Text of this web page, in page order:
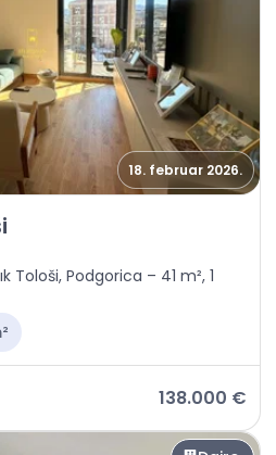
18. februar 2026.
Tološi
Tološi, Podgorica – 41 m², 1
138.000 €